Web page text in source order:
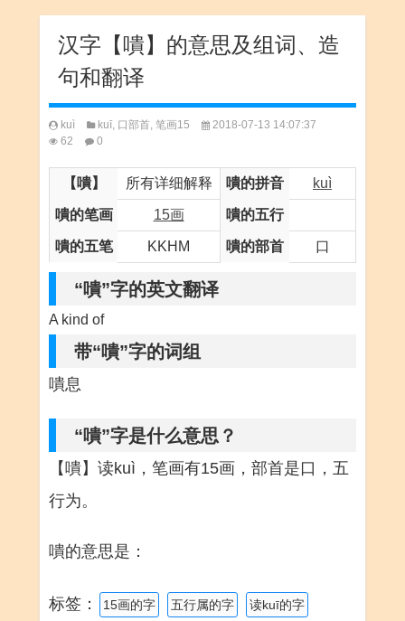
汉字【嘳】的意思及组词、造
句和翻译
kuì kuī, 口部首, 笔画15
2018-07-13 14:07:37
62
0
【嘳】 所有详细解释 嘳的拼音 kuì
嘳的笔画 15画 嘳的五行
嘳的五笔 KKHM 嘳的部首 口
“嘳”字的英文翻译
A kind of
带“嘳”字的词组
嘳息
“嘳”字是什么意思？
【嘳】读kuì，笔画有15画，部首是口，五
行为。
嘳的意思是：
标签： 15画的字 五行属的字 读kuī的字